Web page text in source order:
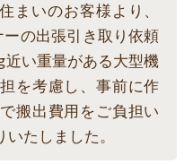
まいのお客様より、
の出張引き取り依頼
い重量がある大型機
を考慮し、事前に作
搬出費用をご負担い
たしました。